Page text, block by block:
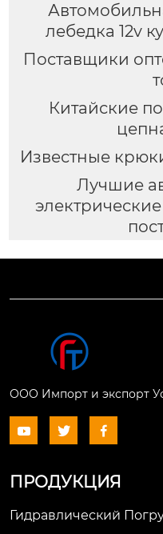
лебедка 12v
Поставщики
Китайские
Известные
Лучшие
ООО Импорт и экспорт
  
ПРОДУКЦИЯ
Гидравлический